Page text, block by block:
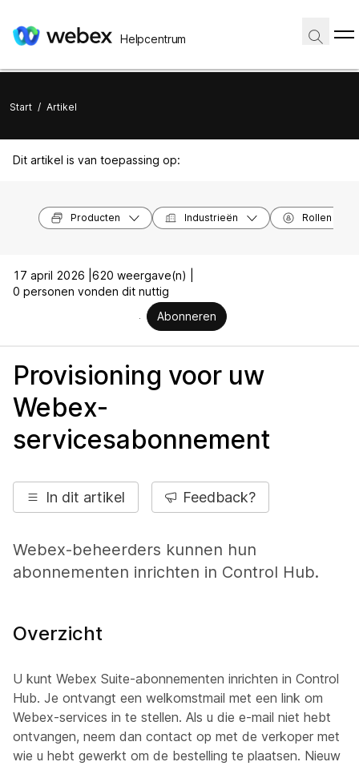
Helpcentrum
Start / Artikel
Dit artikel is van toepassing op:
Producten Industrieën Rollen
17 april 2026 | 620 weergave(n) |
0 personen vonden dit nuttig
Abonneren
Provisioning voor uw
Webex-
servicesabonnement
In dit artikel Feedback?
Webex-beheerders kunnen hun
abonnementen inrichten in Control Hub.
Overzicht
U kunt Webex Suite-abonnementen inrichten in Control
Hub. Je ontvangt een welkomstmail met een link om
Webex-services in te stellen. Als u die e-mail niet hebt
ontvangen, neem dan contact op met de verkoper met
wie u hebt gewerkt om de bestelling te plaatsen. Nieuw